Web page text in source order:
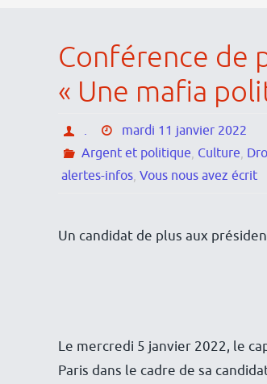
Conférence de
« Une mafia
.
mardi 11 janvier 2022
Argent et politique, Culture,
alertes-infos, Vous nous avez écrit
Un candidat de plus aux
Le mercredi 5 janvier 2022, le
Paris dans le cadre de sa